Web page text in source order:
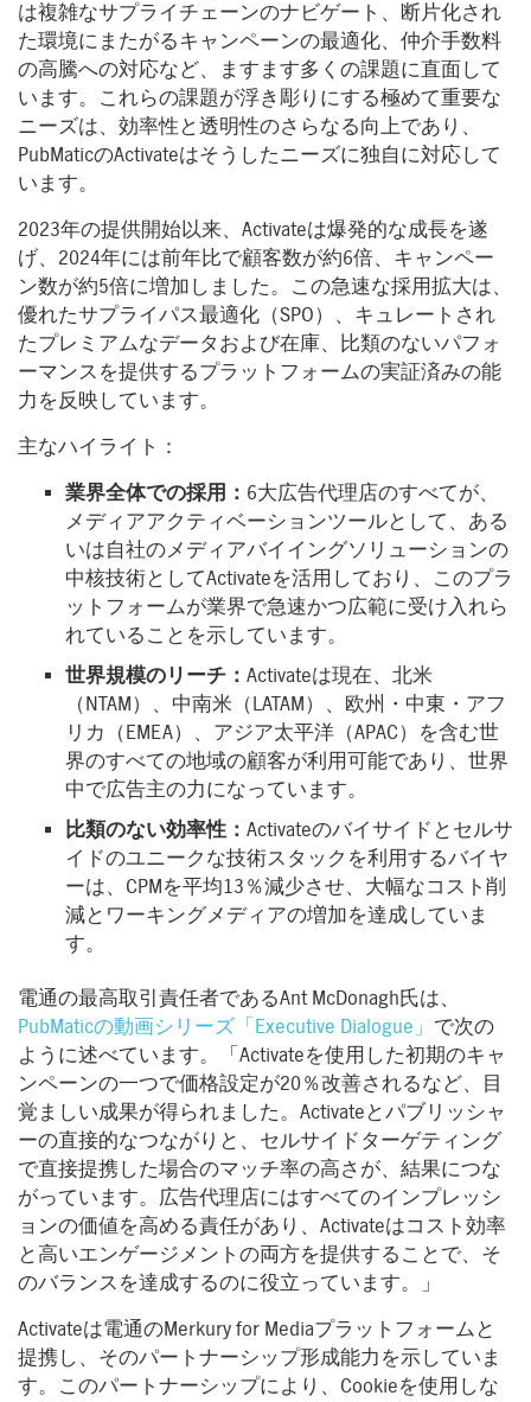
は複雑なサプライチェーンのナビゲート、断片化され
た環境にまたがるキャンペーンの最適化、仲介手数料
の高騰への対応など、ますます多くの課題に直面して
います。これらの課題が浮き彫りにする極めて重要な
ニーズは、効率性と透明性のさらなる向上であり、
PubMaticのActivateはそうしたニーズに独自に対応して
います。
2023年の提供開始以来、Activateは爆発的な成長を遂
げ、2024年には前年比で顧客数が約6倍、キャンペー
ン数が約5倍に増加しました。この急速な採用拡大は、
優れたサプライパス最適化（SPO）、キュレートされ
たプレミアムなデータおよび在庫、比類のないパフォ
ーマンスを提供するプラットフォームの実証済みの能
力を反映しています。
主なハイライト：
業界全体での採用： 6大広告代理店のすべてが、
メディアアクティベーションツールとして、ある
いは自社のメディアバイイングソリューションの
中核技術としてActivateを活用しており、このプラ
ットフォームが業界で急速かつ広範に受け入れら
れていることを示しています。
世界規模のリーチ： Activateは現在、北米
（NTAM）、中南米（LATAM）、欧州・中東・アフ
リカ（EMEA）、アジア太平洋（APAC）を含む世
界のすべての地域の顧客が利用可能であり、世界
中で広告主の力になっています。
比類のない効率性： Activateのバイサイドとセルサ
イドのユニークな技術スタックを利用するバイヤ
ーは、CPMを平均13％減少させ、大幅なコスト削
減とワーキングメディアの増加を達成していま
す。
電通の最高取引責任者であるAnt McDonagh氏は、
PubMaticの動画シリーズ「Executive Dialogue」 で次の
ように述べています。「Activateを使用した初期のキャ
ンペーンの一つで価格設定が20％改善されるなど、目
覚ましい成果が得られました。Activateとパブリッシャ
ーの直接的なつながりと、セルサイドターゲティング
で直接提携した場合のマッチ率の高さが、結果につな
がっています。広告代理店にはすべてのインプレッシ
ョンの価値を高める責任があり、Activateはコスト効率
と高いエンゲージメントの両方を提供することで、そ
のバランスを達成するのに役立っています。」
Activateは電通のMerkury for Mediaプラットフォームと
提携し、そのパートナーシップ形成能力を示していま
す。このパートナーシップにより、Cookieを使用しな